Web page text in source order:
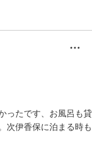
おります。
ったです、お風呂も貸
次伊香保に泊まる時も